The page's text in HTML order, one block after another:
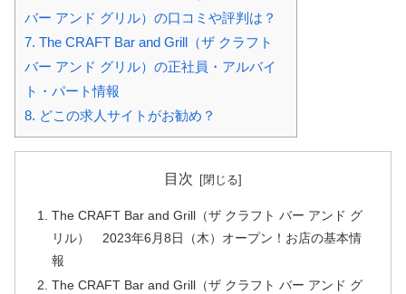
バー アンド グリル）の口コミや評判は？
7. The CRAFT Bar and Grill（ザ クラフト
バー アンド グリル）の正社員・アルバイ
ト・パート情報
8. どこの求人サイトがお勧め？
目次
The CRAFT Bar and Grill（ザ クラフト バー アンド グ
リル） 2023年6月8日（木）オープン！お店の基本情
報
The CRAFT Bar and Grill（ザ クラフト バー アンド グ